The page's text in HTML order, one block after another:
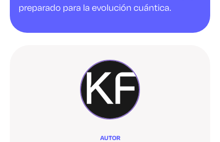
preparado para la evolución cuántica.
AUTOR